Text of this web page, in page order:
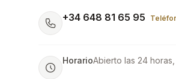
+34 648 81 65 95
HorarioAbierto las 24